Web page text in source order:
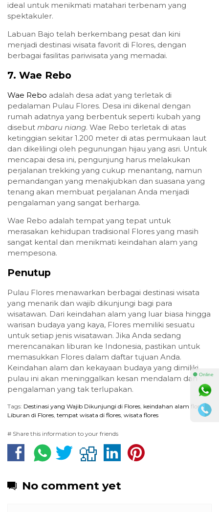
ideal untuk menikmati matahari terbenam yang
spektakuler.
Labuan Bajo telah berkembang pesat dan kini
menjadi destinasi wisata favorit di Flores, dengan
berbagai fasilitas pariwisata yang memadai.
7. Wae Rebo
Wae Rebo adalah desa adat yang terletak di
pedalaman Pulau Flores. Desa ini dikenal dengan
rumah adatnya yang berbentuk seperti kubah yang
disebut mbaru niang. Wae Rebo terletak di atas
ketinggian sekitar 1.200 meter di atas permukaan laut
dan dikelilingi oleh pegunungan hijau yang asri. Untuk
mencapai desa ini, pengunjung harus melakukan
perjalanan trekking yang cukup menantang, namun
pemandangan yang menakjubkan dan suasana yang
tenang akan membuat perjalanan Anda menjadi
pengalaman yang sangat berharga.
Wae Rebo adalah tempat yang tepat untuk
merasakan kehidupan tradisional Flores yang masih
sangat kental dan menikmati keindahan alam yang
mempesona.
Penutup
Pulau Flores menawarkan berbagai destinasi wisata
yang menarik dan wajib dikunjungi bagi para
wisatawan. Dari keindahan alam yang luar biasa hingga
warisan budaya yang kaya, Flores memiliki sesuatu
untuk setiap jenis wisatawan. Jika Anda sedang
merencanakan liburan ke Indonesia, pastikan untuk
memasukkan Flores dalam daftar tujuan Anda.
Keindahan alam dan kekayaan budaya yang dimiliki
pulau ini akan meninggalkan kesan mendalam dan
pengalaman yang tak terlupakan.
Tags: Destinasi yang Wajib Dikunjungi di Flores, keindahan alam flores
Liburan di Flores, tempat wisata di flores, wisata flores
# Share this information to your friends
No comment yet
⚫ Online